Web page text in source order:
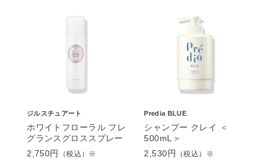
ジルスチュアート
ホワイトフローラル フレ
グランスグロススプレー
2,750円
（税込）※
Predia BLUE
シャンプー クレイ ＜
500mL＞
2,530円
（税込）※